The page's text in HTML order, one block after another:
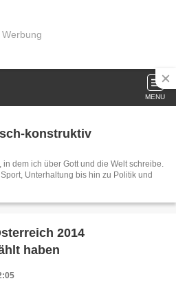
Werbung
MENU
konstruktiv
in dem ich über Gott und die Welt schreibe.
Unterhaltung bis hin zu Politik und
2014
haben